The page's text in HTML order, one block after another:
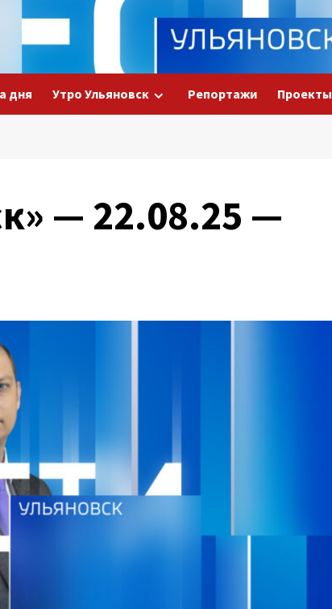
дня Утро Ульяновск Репортажи Проекты
— 22.08.25 —